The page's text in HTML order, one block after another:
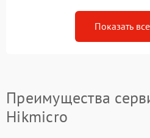
Показать
Преимущества
Hikmicro